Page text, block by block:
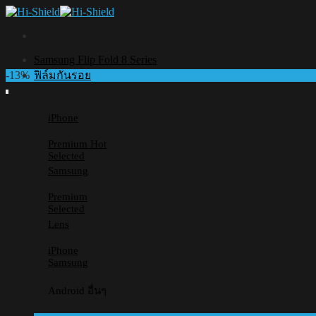
Skip
Samsung Flip Fold 8 Series
ฟิล์มกันรอย
iPhone
Premium
Selected
Samsung
Premium
Selected
Lens
iPhone
Samsung
Android อื่นๆ
-13%